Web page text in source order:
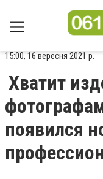
15:00, 16 вересня 2021 р.
Хватит
появился